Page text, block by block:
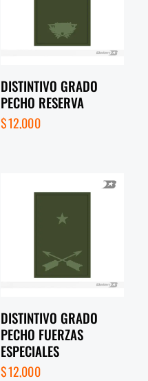
DISTINTIVO GRADO
PECHO RESERVA
$12,000
DISTINTIVO GRADO
PECHO FUERZAS
ESPECIALES
$12,000